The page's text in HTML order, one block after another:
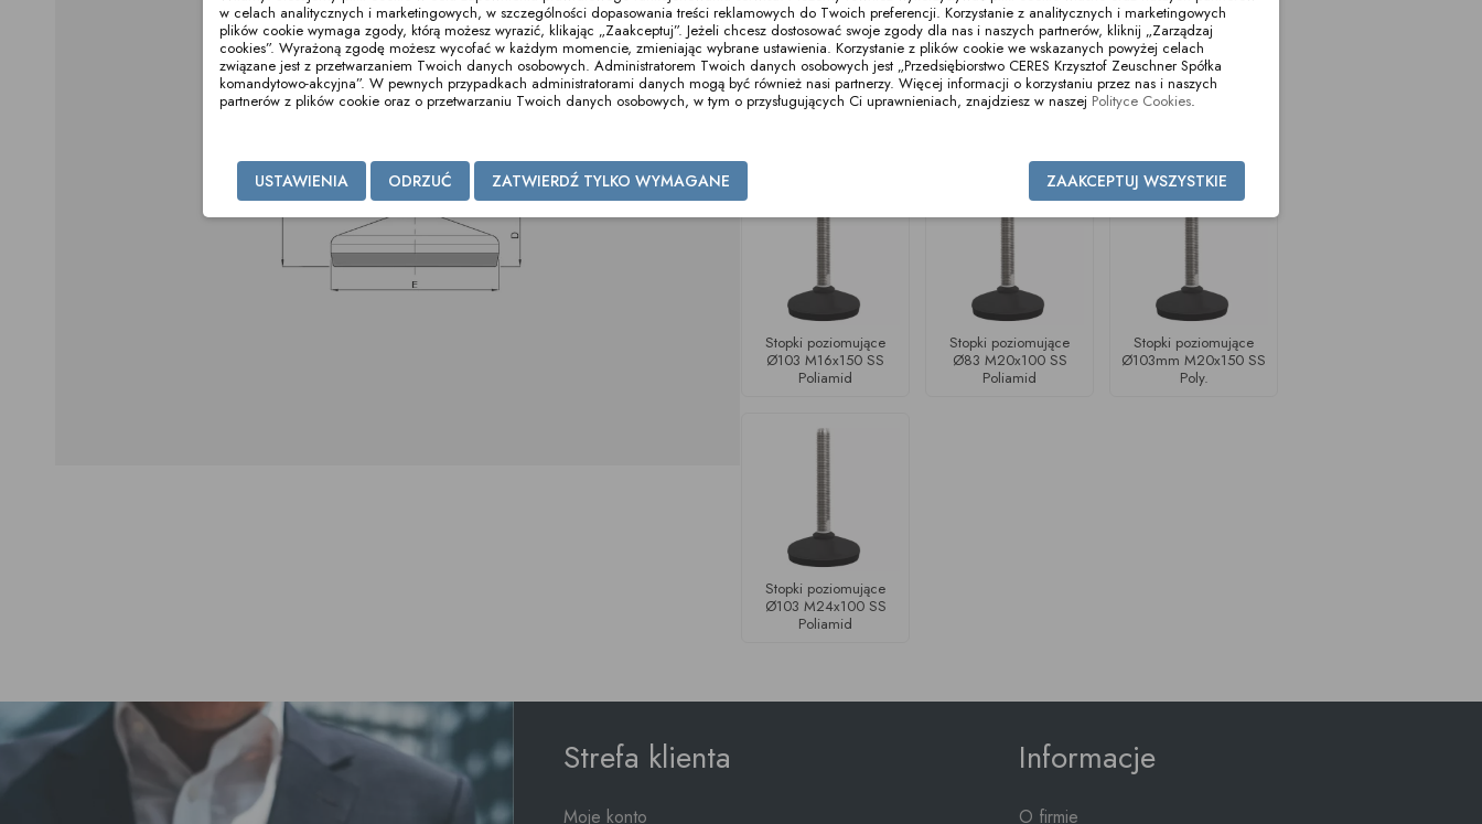
Podziel się:
Stopki poziomujące
Ø103 M16x150 SS
Poliamid
Stopki poziomujące
Ø83 M20x100 SS
Poliamid
Stopki poziomujące
Ø103mm M20x150 SS
Poly.
Stopki poziomujące
Ø103 M24x100 SS
Poliamid
Strefa klienta
Moje konto
Informacje
O firmie
w celach analitycznych i marketingowych, w szczególności dopasowania treści reklamowych do Twoich preferencji. Korzystanie z analitycznych i marketingowych
plików cookie wymaga zgody, którą możesz wyrazić, klikając „Zaakceptuj”. Jeżeli chcesz dostosować swoje zgody dla nas i naszych partnerów, kliknij „Zarządzaj
cookies”. Wyrażoną zgodę możesz wycofać w każdym momencie, zmieniając wybrane ustawienia. Korzystanie z plików cookie we wskazanych powyżej celach
związane jest z przetwarzaniem Twoich danych osobowych. Administratorem Twoich danych osobowych jest „Przedsiębiorstwo CERES Krzysztof Zeuschner Spółka
komandytowo-akcyjna”. W pewnych przypadkach administratorami danych mogą być również nasi partnerzy. Więcej informacji o korzystaniu przez nas i naszych
partnerów z plików cookie oraz o przetwarzaniu Twoich danych osobowych, w tym o przysługujących Ci uprawnieniach, znajdziesz w naszej Polityce Cookies.
USTAWIENIA ODRZUĆ ZAAKCEPTUJ WSZYSTKIE
ZATWIERDŹ TYLKO WYMAGANE